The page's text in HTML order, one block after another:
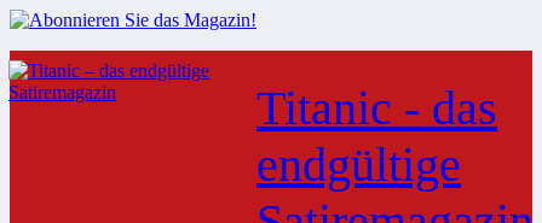
Zum
Inhalt
springen
Titanic - das
endgültige